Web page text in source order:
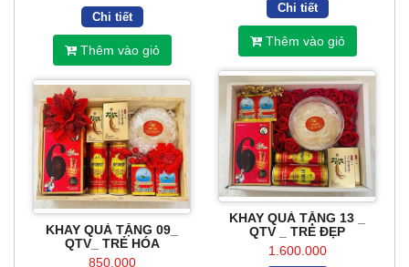
Chi tiết
Thêm vào giỏ
Chi tiết
Thêm vào giỏ
KHAY QUÀ TẶNG 13 _
QTV _ TRẺ ĐẸP
1.600.000
KHAY QUÀ TẶNG 09_
QTV_ TRẺ HÓA
850.000